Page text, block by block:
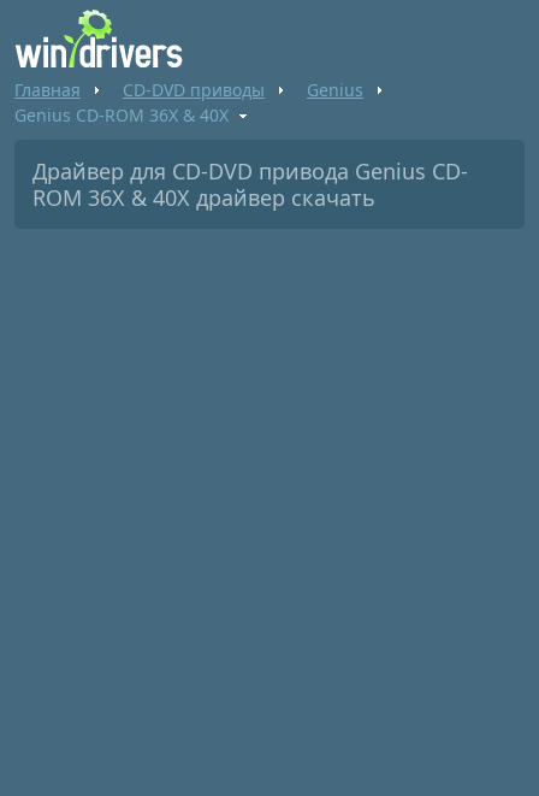
Главная CD-DVD приводы
Genius
Genius CD-ROM 36X & 40X
Драйвер для CD-DVD привода Genius CD-
ROM 36X & 40X драйвер скачать